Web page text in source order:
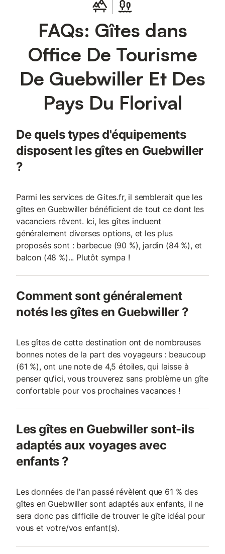
FAQs: Gîtes dans
Office De Tourisme
De Guebwiller Et Des
Pays Du Florival
De quels types d'équipements
disposent les gîtes en Guebwiller
?
Parmi les services de Gites.fr, il semblerait que les
gîtes en Guebwiller bénéficient de tout ce dont les
vacanciers rêvent. Ici, les gîtes incluent
généralement diverses options, et les plus
proposés sont : barbecue (90 %), jardin (84 %), et
balcon (48 %)... Plutôt sympa !
Comment sont généralement
notés les gîtes en Guebwiller ?
Les gîtes de cette destination ont de nombreuses
bonnes notes de la part des voyageurs : beaucoup
(61 %), ont une note de 4,5 étoiles, qui laisse à
penser qu'ici, vous trouverez sans problème un gîte
confortable pour vos prochaines vacances !
Les gîtes en Guebwiller sont-ils
adaptés aux voyages avec
enfants ?
Les données de l'an passé révèlent que 61 % des
gîtes en Guebwiller sont adaptés aux enfants, il ne
sera donc pas difficile de trouver le gîte idéal pour
vous et votre/vos enfant(s).